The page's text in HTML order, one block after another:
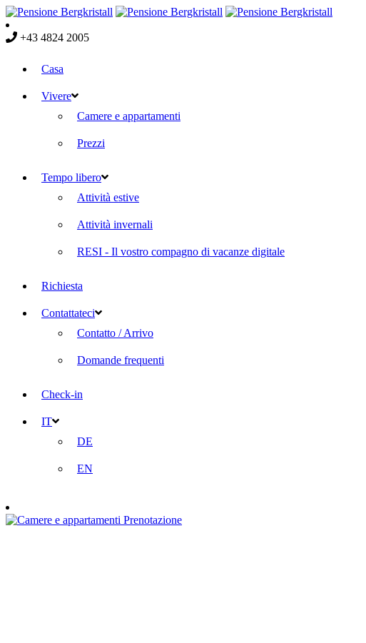
+43 4824 2005
Casa
Vivere
Camere e appartamenti
Prezzi
Tempo libero
Attività estive
Attività invernali
RESI - Il vostro compagno di vacanze digitale
Richiesta
Contattateci
Contatto / Arrivo
Domande frequenti
Check-in
IT
DE
EN
Prenotazione